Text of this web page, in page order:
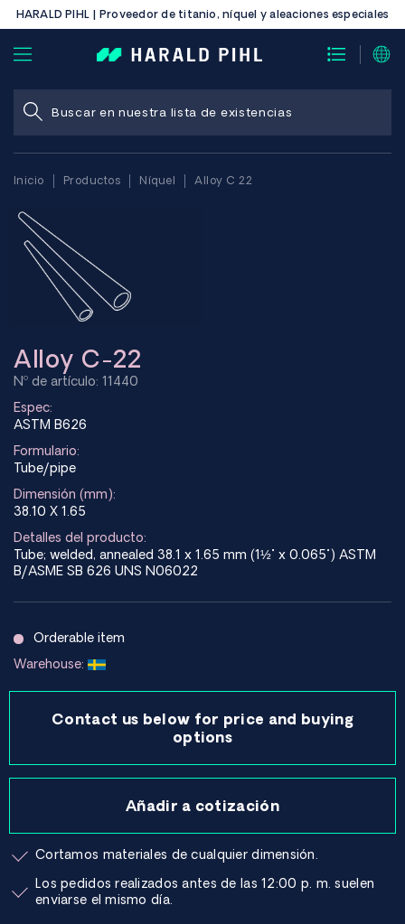
HARALD PIHL | Proveedor de titanio, níquel y aleaciones especiales
Inicio Productos Níquel Alloy C 22
Alloy C-22
Nº de artículo: 11440
Espec:
ASTM B626
Formulario:
Tube/pipe
Dimensión (mm):
38.10 X 1.65
Detalles del producto:
Tube; welded, annealed 38.1 x 1.65 mm (1½" x 0.065") ASTM
B/ASME SB 626 UNS N06022
Orderable item
Warehouse:
Contact us below for price and buying
options
Añadir a cotización
Cortamos materiales de cualquier dimensión.
Los pedidos realizados antes de las 12:00 p. m. suelen
enviarse el mismo día.